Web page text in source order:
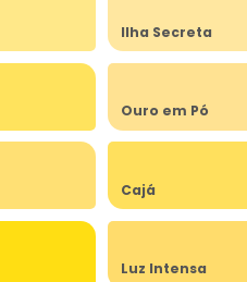
Ilha Secreta
Ouro em Pó
Cajá
Luz Intensa